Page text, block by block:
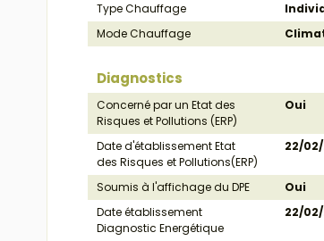
Type Chauffage
Mode Chauffage
Diagnostics
Concerné par un Etat des
Risques et Pollutions (ERP)
Oui
Date d'établissement Etat
des Risques et Pollutions(ERP)
22/
Soumis à l'affichage du DPE
Oui
Date établissement
Diagnostic Energétique
22/